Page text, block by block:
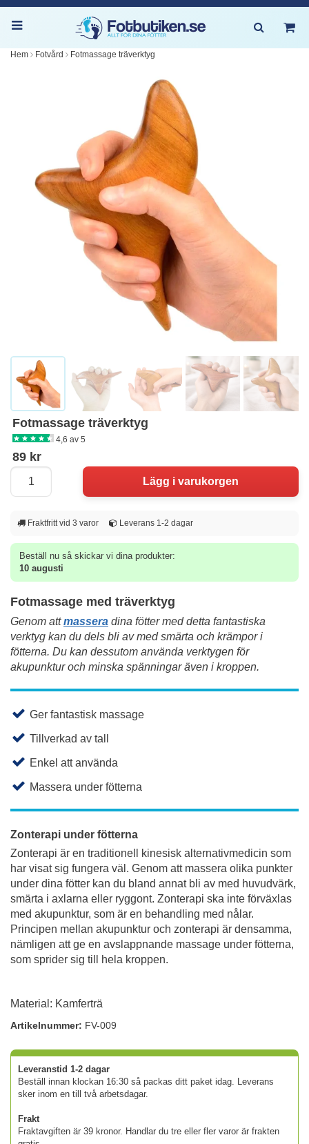
Hem Fotvård Fotmassage träverktyg
Fotmassage träverktyg
4,6 av 5
89 kr
Fraktfritt vid 3 varor Leverans 1-2 dagar
Beställ nu så skickar vi dina produkter:
10 augusti
Fotmassage med träverktyg
Genom attmassera dina fötter med detta fantastiska
verktyg kan du dels bli av med smärta och krämpor i
fötterna. Du kan dessutom använda verktygen för
akupunktur och minska spänningar även i kroppen.
Ger fantastisk massage
Tillverkad av tall
Enkel att använda
Massera under fötterna
Zonterapi under fötterna
Zonterapi är en traditionell kinesisk alternativmedicin som
har visat sig fungera väl. Genom att massera olika punkter
under dina fötter kan du bland annat bli av med huvudvärk,
smärta i axlarna eller ryggont. Zonterapi ska inte förväxlas
med akupunktur, som är en behandling med nålar.
Principen mellan akupunktur och zonterapi är densamma,
nämligen att ge en avslappnande massage under fötterna,
som sprider sig till hela kroppen.
Material: Kamferträ
Artikelnummer: FV-009
Leveranstid 1-2 dagar
Beställ innan klockan 16:30 så packas ditt paket idag. Leverans
sker inom en till två arbetsdagar.
Frakt
Fraktavgiften är 39 kronor. Handlar du tre eller fler varor är frakten